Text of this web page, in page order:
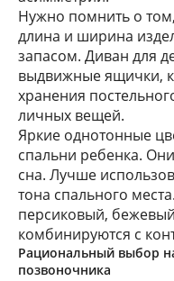
Нужно помнить о
длина и ширина
запасом. Диван для
выдвижные ящички,
хранения
личных вещей.
Яркие однотонные
спальни ребенка.
сна. Лучше
тона спального
персиковый,
комбинируются с
Рациональный выбор
позвоночника